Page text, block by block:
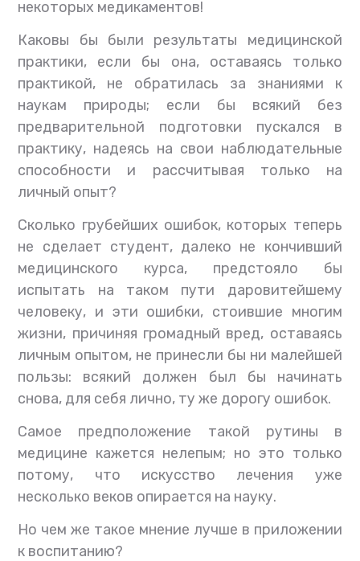
некоторых медикаментов!
Каковы бы были результаты медицинской
практики, если бы она, оставаясь только
практикой, не обратилась за знаниями к
наукам природы; если бы всякий без
предварительной подготовки пускался в
практику, надеясь на свои наблюдательные
способности и рассчитывая только на
личный опыт?
Сколько грубейших ошибок, которых теперь
не сделает студент, далеко не кончивший
медицинского курса, предстояло бы
испытать на таком пути даровитейшему
человеку, и эти ошибки, стоившие многим
жизни, причиняя громадный вред, оставаясь
личным опытом, не принесли бы ни малейшей
пользы: всякий должен был бы начинать
снова, для себя лично, ту же дорогу ошибок.
Самое предположение такой рутины в
медицине кажется нелепым; но это только
потому, что искусство лечения уже
несколько веков опирается на науку.
Но чем же такое мнение лучше в приложении
к воспитанию?